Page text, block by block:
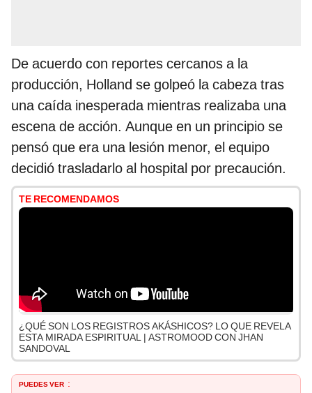
De acuerdo con reportes cercanos a la
producción, Holland se golpeó la cabeza tras
una caída inesperada mientras realizaba una
escena de acción. Aunque en un principio se
pensó que era una lesión menor, el equipo
decidió trasladarlo al hospital por precaución.
TE RECOMENDAMOS
¿QUÉ SON LOS REGISTROS AKÁSHICOS? LO QUE REVELA
ESTA MIRADA ESPIRITUAL | ASTROMOOD CON JHAN
SANDOVAL
PUEDES VER :